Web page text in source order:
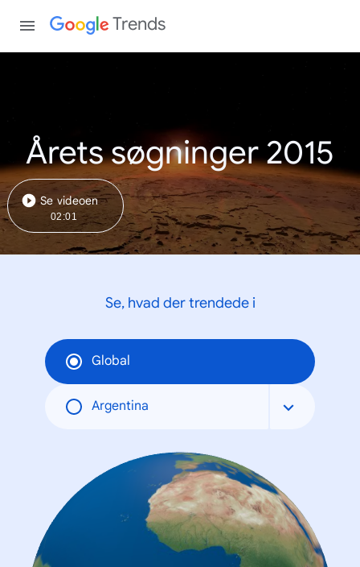
Trends
Årets søgninger 2015
Se videoen
02:01
Se, hvad der trendede i
Global
Argentina